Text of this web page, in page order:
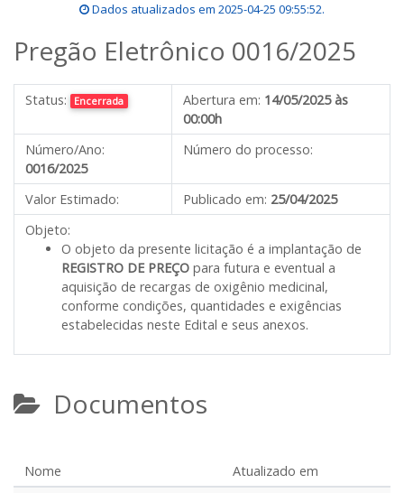
Dados atualizados em 2025-04-25 09:55:52.
Pregão Eletrônico 0016/2025
Status: Encerrada Abertura em: 14/05/2025 às
00:00h
Número/Ano:
0016/2025
Número do processo:
Valor Estimado: Publicado em: 25/04/2025
Objeto:
O objeto da presente licitação é a implantação de
REGISTRO DE PREÇO para futura e eventual a
aquisição de recargas de oxigênio medicinal,
conforme condições, quantidades e exigências
estabelecidas neste Edital e seus anexos.
Documentos
Nome
Atualizado em